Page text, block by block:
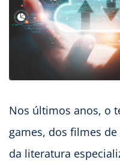
Nos últimos anos, o
games, dos filmes
da literatura